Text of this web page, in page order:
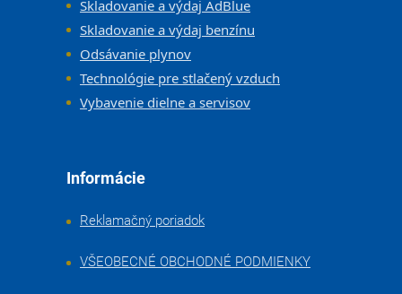
Skladovanie a výdaj AdBlue
Skladovanie a výdaj benzínu
Odsávanie plynov
Technológie pre stlačený vzduch
Vybavenie dielne a servisov
Informácie
Reklamačný poriadok
VŠEOBECNÉ OBCHODNÉ PODMIENKY